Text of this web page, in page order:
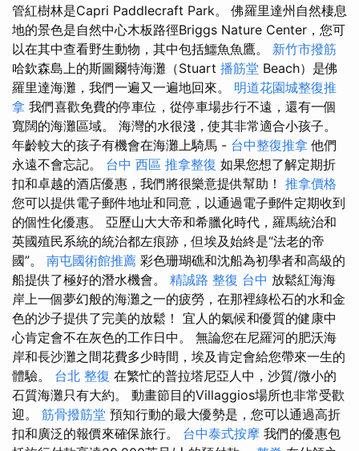
管紅樹林是Capri Paddlecraft Park。 佛羅里達州自然棲息
地的景色是自然中心木板路徑Briggs Nature Center，您可
以在其中查看野生動物，其中包括鱷魚魚鷹。 新竹市撥筋
哈欽森島上的斯圖爾特海灘（Stuart 播筋堂 Beach）是佛
羅里達海灘，我們一遍又一遍地回來。 明道花園城整復推
拿 我們喜歡免費的停車位，從停車場步行不遠，還有一個
寬闊的海灘區域。 海灣的水很淺，使其非常適合小孩子。
年齡較大的孩子有機會在海灘上騎馬 - 台中整復推拿 他們
永遠不會忘記。 台中 西區 推拿整復 如果您想了解定期折
扣和卓越的酒店優惠，我們將很樂意提供幫助！ 推拿價格
您可以提供電子郵件地址和同意，以通過電子郵件定期收到
的個性化優惠。 亞歷山大大帝和希臘化時代，羅馬統治和
英國殖民系統的統治都左痕跡，但埃及始終是“法老的帝
國”。 南屯國術館推薦 彩色珊瑚礁和沈船為初學者和高級的
船提供了極好的潛水機會。 精誠路 整復 台中 放鬆紅海海
岸上一個夢幻般的海灘之一的疲勞，在那裡綠松石的水和金
色的沙子提供了完美的放鬆！ 宜人的氣候和優質的健康中
心肯定會不在灰色的工作日中。 無論您在尼羅河的肥沃海
岸和長沙灘之間花費多少時間，埃及肯定會給您帶來一生的
體驗。 台北 整復 在繁忙的普拉塔尼亞人中，沙質/微小的
石質海灘只有大約。 動畫節目的Villaggios場所也非常受歡
迎。 筋骨撥筋堂 預知行動的最大優勢是，您可以通過高折
扣和廣泛的報價來確保旅行。 台中泰式按摩 我們的優惠包